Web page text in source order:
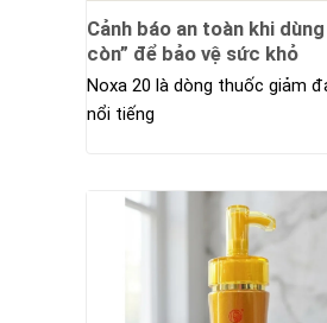
Cảnh báo an toàn khi
còn” để bảo vệ sức khỏ
Noxa 20 là dòng thuốc giảm
nổi tiếng